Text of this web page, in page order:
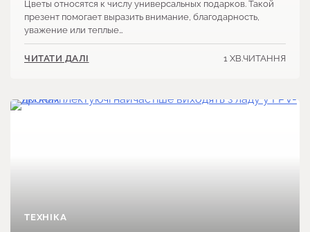
Цветы относятся к числу универсальных подарков. Такой
презент помогает выразить внимание, благодарность,
уважение или теплые…
ЧИТАТИ ДАЛІ 1 ХВ.ЧИТАННЯ
ТЕХНІКА